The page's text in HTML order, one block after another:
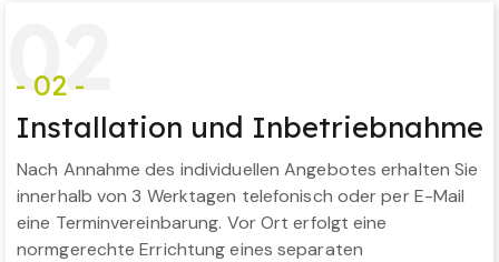
02
- 02 -
Installation und Inbetriebnahme
Nach Annahme des individuellen Angebotes erhalten Sie
innerhalb von 3 Werktagen telefonisch oder per E-Mail
eine Terminvereinbarung. Vor Ort erfolgt eine
normgerechte Errichtung eines separaten